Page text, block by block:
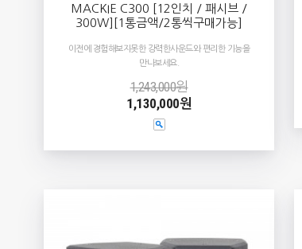
MACKIE C300 [12인치 / 패시브 /
300W][1통금액/2통씩구매가능]
이전에 경험해보지못한 강력한사운드와 편리한 기능을
만나보세요.
1,243,000원
1,130,000원